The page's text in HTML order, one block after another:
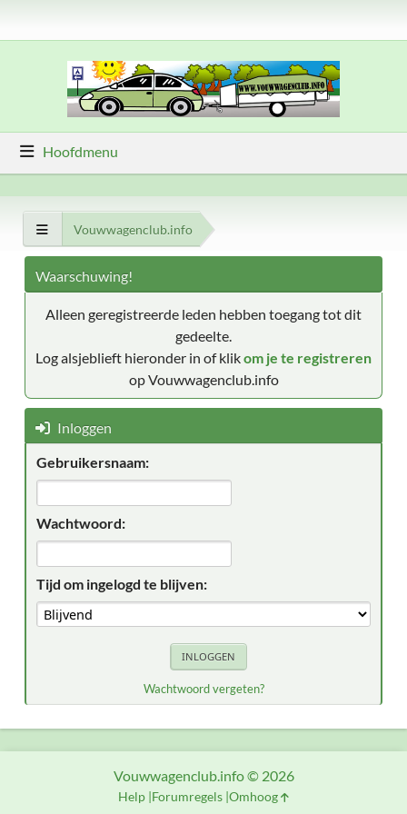
Hoofdmenu
Vouwwagenclub.info
Waarschuwing!
Alleen geregistreerde leden hebben toegang tot dit
gedeelte.
Log alsjeblieft hieronder in of klikom je te registreren
op Vouwwagenclub.info
Inloggen
Gebruikersnaam:
Wachtwoord:
Tijd om ingelogd te blijven:
Wachtwoord vergeten?
Vouwwagenclub.info © 2026
Help Forumregels Omhoog